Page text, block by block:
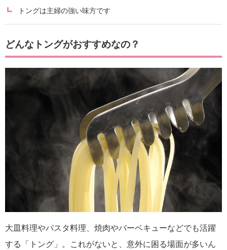
トングは主婦の強い味方です
どんなトングがおすすめなの？
大皿料理やパスタ料理、焼肉やバーベキューなどでも活躍
する「トング」。これがないと、意外に困る場面が多いん